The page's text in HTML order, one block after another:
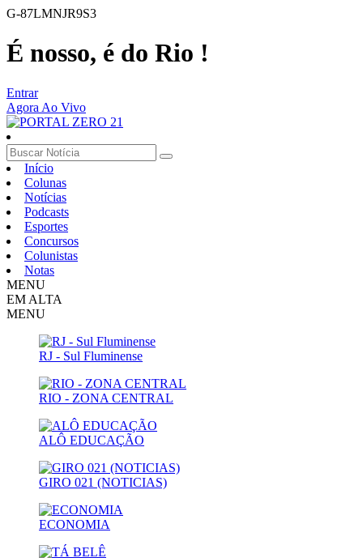
G-87LMNJR9S3
É nosso, é do Rio !
Entrar
Agora Ao Vivo
Início
Colunas
Notícias
Podcasts
Esportes
Concursos
Colunistas
Notas
MENU
EM ALTA
MENU
RJ - Sul Fluminense
RIO - ZONA CENTRAL
ALÔ EDUCAÇÃO
GIRO 021 (NOTICIAS)
ECONOMIA